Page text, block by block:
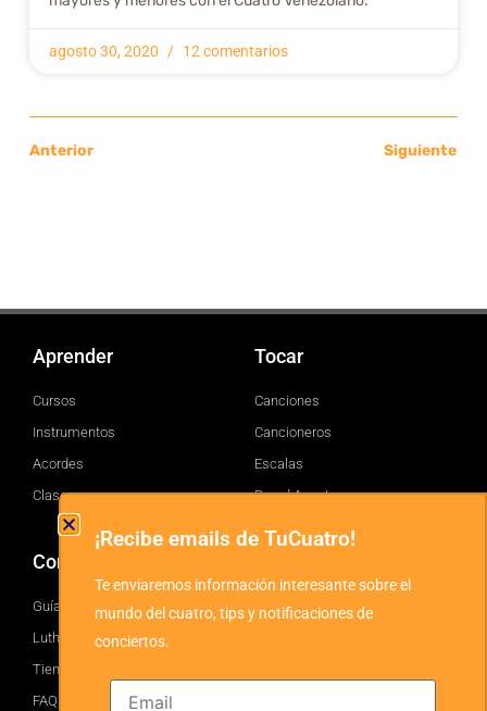
agosto 30, 2020 12 comentarios
Anterior Siguiente
Aprender
Cursos
Instrumentos
Acordes
Clases
Tocar
Canciones
Cancioneros
Escalas
Brand Assets
Comprar
Guía
Luthiers
Tienda
FAQ
Facebook
¡Recibe emails de TuCuatro!
Te enviaremos información interesante sobre el
mundo del cuatro, tips y notificaciones de
conciertos.